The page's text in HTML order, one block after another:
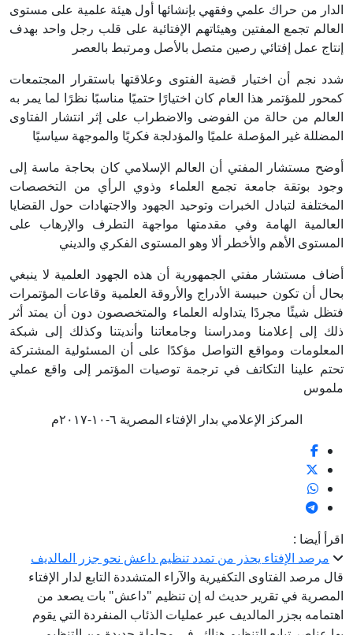
الدار من حراك علمي وفقهي بإنشائها أول هيئة علمية على مستوى
العالم تجمع المفتين وهيئاتهم الإفتائية على قلب رجل واحد بهدف
إنتاج عمل إفتائي رصين متصل بالأصل ومرتبط بالعصر
شدد نجم أن اختيار قضية الفتوى وعلاقتها باستقرار المجتمعات
كمحور للمؤتمر هذا العام كان اختيارًا حتميًا مناسبًا نظرًا لما يمر به
العالم من حالة من الفوضى والاضطراب على إثر انتشار الفتاوى
المضللة غير المؤصلة علميًا والمؤدلجة فكريًا والموجهة سياسيًا
أوضح مستشار المفتي أن العالم الإسلامي كان بحاجة ماسة إلى
وجود بوتقة جامعة تجمع العلماء وذوي الرأي من التخصصات
المختلفة لتبادل الخبرات وتوحيد الجهود والاجتهادات حول القضايا
العالمية الهامة وفي مقدمتها مواجهة التطرف والإرهاب على
المستوى الأهم والأخطر ألا وهو المستوى الفكري والديني
أضاف مستشار مفتي الجمهورية أن هذه الجهود العلمية لا ينبغي
بحال أن تكون حبيسة الأدراج والأروقة العلمية وقاعات المؤتمرات
فتظل شيئًا مجردًا يتداوله العلماء والمتخصصون دون أن يمتد أثر
ذلك إلى إعلامنا ومدراسنا وجامعاتنا وأنديتنا وكذلك إلى شبكة
المعلومات ومواقع التواصل مؤكدًا على أن المسئولية المشتركة
تحتم علينا التكاتف في ترجمة توصيات المؤتمر إلى واقع عملي
ملموس
المركز الإعلامي بدار الإفتاء المصرية ٦-١٠-٢٠١٧م
اقرأ أيضا :
مرصد الإفتاء يحذر من تمدد تنظيم داعش نحو جزر المالديف
قال مرصد الفتاوى التكفيرية والآراء المتشددة التابع لدار الإفتاء
المصرية في تقرير حديث له إن تنظيم "داعش" بات يصعد من
اهتمامه بجزر المالديف عبر عمليات الذئاب المنفردة التي يقوم